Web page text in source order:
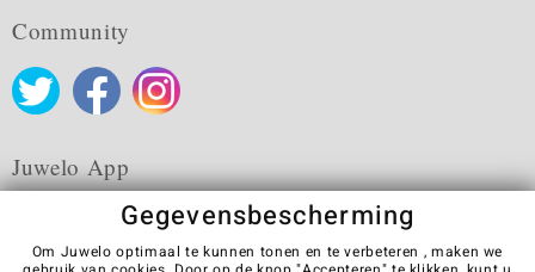
Community
Juwelo App
Gegevensbescherming
Om Juwelo optimaal te kunnen tonen en te verbeteren , maken we